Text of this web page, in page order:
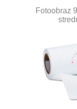
Fotoobraz